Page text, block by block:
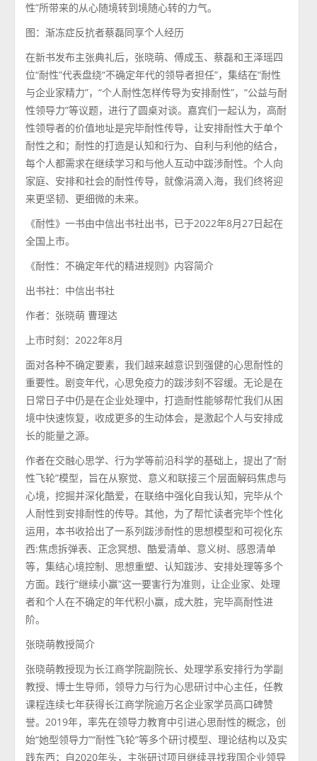
性”所带来的从心随境转到境随心转的力气。
图：渐冻症反抗者蔡磊同享个人经历
在新书发布主张典礼后，张晓萌、傅成玉、蔡磊和王泽瑶四
位“耐性”代表盘绕“不确定年代的领导者担任”，集结在“耐性
与企业家精力”，“个人耐性怎样传导为安排耐性”，“公益与耐
性领导力”等议题，进行了圆桌对谈。嘉宾们一起认为，高耐
性领导者的价值地址是完毕耐性传导，让安排耐性大于单个
耐性之和；耐性的打造是认知和行为、自利与利他的结合，
每个人都需求在继续学习和与他人互动中跋涉耐性。个人向
家庭、安排和社会的耐性传导，就像涓滴入海，我们终将迎
来更坚韧、更细微的未来。
《耐性》一书由中信出书社出书，已于2022年8月27日起在
全国上市。
《耐性：不确定年代的精进规则》内容简介
出书社：中信出书社
作者：张晓萌 曹理达
上市时刻：2022年8月
面对各种不确定要素，我们越来越意识到强健的心思耐性的
重要性。剧变年代，心思免疫力的跋涉刻不容缓。无论是在
日常日子中仍是在企业处理中，打造耐性能够帮忙我们从困
境中快速恢复，收成更多的生动体会，是激起个人与安排成
长的能量之源。
作者在交融心思学、行为学等前沿科学的基础上，提出了“耐
性飞轮”模型，旨在从察觉、意义和联接三个层面解码焦虑与
心境，挖掘并深化酷爱，在联络中强化自我认知，完毕从个
人耐性到安排耐性的传导。其他，为了帮忙读者完毕个性化
运用，本书收拾出了一系列跋涉耐性的思想模型和可视化东
西:焦虑拆弹表、正念冥想、酷爱清单、意义树、感恩清单
等，集结心境控制、思想重塑、认知跋涉、安排处理等多个
方面。践行“继续小赢”这一要害行为准则，让企业家、处理
者和个人在不确定的年代积小赢，成大胜，完毕高耐性进
阶。
张晓萌教授简介
张晓萌教授现为长江商学院副院长、处理学系安排行为学副
教授、博士生导师，领导力与行为心思研讨中心主任，任教
课程连续七年获得长江商学院逾万名企业家学员高口碑赞
誉。2019年，率先在领导力教育中引进心思耐性的概念，创
始“她型领导力”“耐性飞轮”等多个研讨模型、理论结构以及实
践东西；自2020年头，主张研讨项目继续寻找我国企业领导